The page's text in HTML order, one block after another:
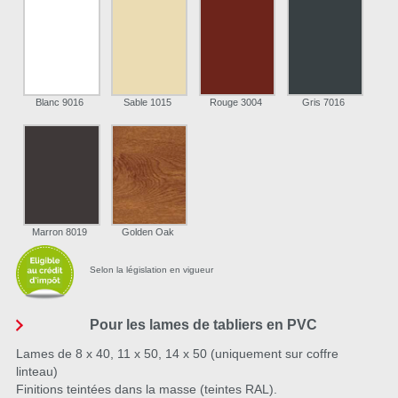
Blanc 9016 Sable 1015 Rouge 3004 Gris 7016
Marron 8019 Golden Oak
Selon la législation en vigueur
Pour les lames de tabliers en PVC
Lames de 8 x 40, 11 x 50, 14 x 50 (uniquement sur coffre
linteau)
Finitions teintées dans la masse (teintes RAL).